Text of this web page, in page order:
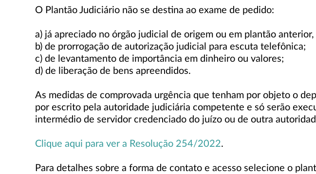
O Plantão Judiciário não se destina ao exame de pedido:
a) já apreciado no órgão judicial de origem ou em plantão
b) de prorrogação de autorização judicial para escuta telefônica;
c) de levantamento de importância em dinheiro ou valores;
d) de liberação de bens apreendidos.
As medidas de comprovada urgência que tenham por objeto o
por escrito pela autoridade judiciária competente e só serão
intermédio de servidor credenciado do juízo ou de outra
Clique aqui para ver a Resolução 254/2022.
Para detalhes sobre a forma de contato e acesso selecione o